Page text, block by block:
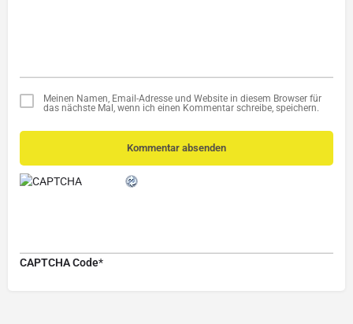
Meinen Namen, Email-Adresse und Website in diesem Browser für
das nächste Mal, wenn ich einen Kommentar schreibe, speichern.
Kommentar absenden
CAPTCHA Code*